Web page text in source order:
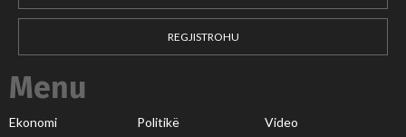
REGJISTROHU
Menu
Ekonomi Politikë
Video